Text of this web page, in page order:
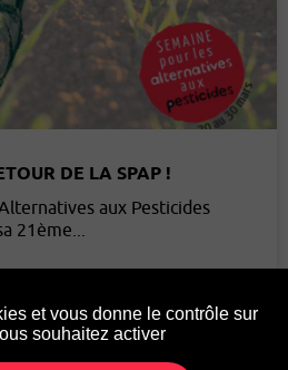
DE LA SPAP !
aux Pesticides
21ème...
et vous donne le contrôle sur
souhaitez activer